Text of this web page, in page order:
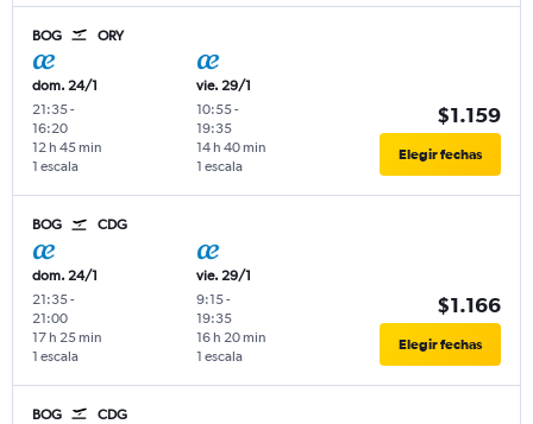
BOG ORY
dom. 24/1
21:35-
16:20
1 escala
12 h 45 min
vie. 29/1
10:55-
19:35
1 escala
14 h 40 min
$1.159
Elegir fechas
BOG CDG
dom. 24/1
21:35-
21:00
1 escala
17 h 25 min
vie. 29/1
9:15-
19:35
1 escala
16 h 20 min
$1.166
Elegir fechas
BOG CDG